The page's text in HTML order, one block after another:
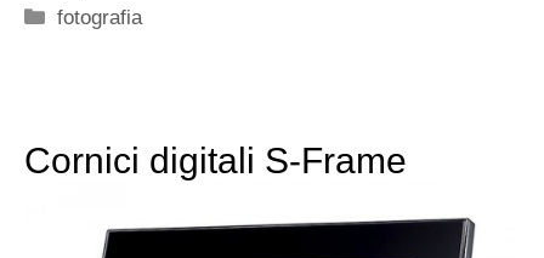
Categorie
fotografia
Cornici digitali S-Frame